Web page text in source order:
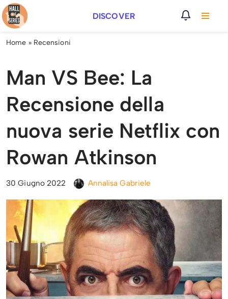
Vai
al
DISCOVER
Home » Recensioni
Man VS Bee: La
Recensione della
nuova serie Netflix con
Rowan Atkinson
30 Giugno 2022 Annalisa Gabriele